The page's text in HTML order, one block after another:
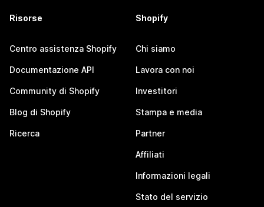
Risorse
Centro assistenza Shopify
Documentazione API
Community di Shopify
Blog di Shopify
Ricerca
Shopify
Chi siamo
Lavora con noi
Investitori
Stampa e media
Partner
Affiliati
Informazioni legali
Stato del servizio